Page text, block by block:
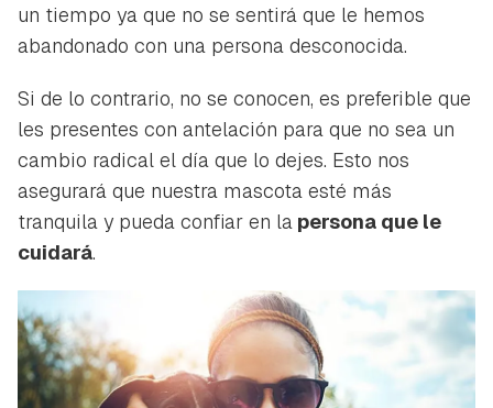
un tiempo ya que no se sentirá que le hemos
abandonado con una persona desconocida.
Si de lo contrario, no se conocen, es preferible que
les presentes con antelación para que no sea un
cambio radical el día que lo dejes. Esto nos
asegurará que nuestra mascota esté más
tranquila y pueda confiar en la persona que le
cuidará.